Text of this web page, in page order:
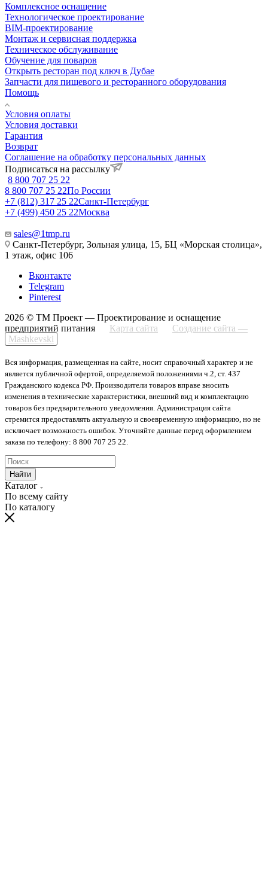
Комплексное оснащение
Технологическое проектирование
BIM-проектирование
Монтаж и сервисная поддержка
Техническое обслуживание
Обучение для поваров
Открыть ресторан под ключ в Дубае
Запчасти для пищевого и ресторанного оборудования
Помощь
Условия оплаты
Условия доставки
Гарантия
Возврат
Соглашение на обработку персональных данных
Подписаться на рассылку
8 800 707 25 22
8 800 707 25 22По России
+7 (812) 317 25 22Санкт-Петербург
+7 (499) 450 25 22Москва
sales@1tmp.ru
Санкт-Петербург, Зольная улица, 15, БЦ «Морская столица»,
1 этаж, офис 106
Вконтакте
Telegram
Pinterest
2026 © ТМ Проект — Проектирование и оснащение
предприятий питания
Карта сайта
Создание сайта —
Mashkevski
Вся информация, размещенная на сайте, носит справочный характер и не
является публичной офертой, определяемой положениями ч.2, ст. 437
Гражданского кодекса РФ. Производители товаров вправе вносить
изменения в технические характеристики, внешний вид и комплектацию
товаров без предварительного уведомления. Администрация сайта
стремится предоставлять актуальную и своевременную информацию, но не
исключает возможность ошибок. Уточняйте данные перед оформлением
заказа по телефону: 8 800 707 25 22.
Найти
Каталог
По всему сайту
По каталогу